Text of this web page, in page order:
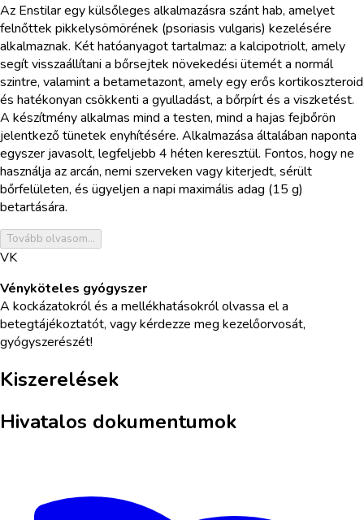
Az Enstilar egy külsőleges alkalmazásra szánt hab, amelyet
felnőttek pikkelysömörének (psoriasis vulgaris) kezelésére
alkalmaznak. Két hatóanyagot tartalmaz: a kalcipotriolt, amely
segít visszaállítani a bőrsejtek növekedési ütemét a normál
szintre, valamint a betametazont, amely egy erős kortikoszteroid
és hatékonyan csökkenti a gyulladást, a bőrpírt és a viszketést.
A készítmény alkalmas mind a testen, mind a hajas fejbőrön
jelentkező tünetek enyhítésére. Alkalmazása általában naponta
egyszer javasolt, legfeljebb 4 héten keresztül. Fontos, hogy ne
használja az arcán, nemi szerveken vagy kiterjedt, sérült
bőrfelületen, és ügyeljen a napi maximális adag (15 g)
betartására.
Tovább olvasom...
VK
Vényköteles gyógyszer
A kockázatokról és a mellékhatásokról olvassa el a
betegtájékoztatót, vagy kérdezze meg kezelőorvosát,
gyógyszerészét!
Kiszerelések
Hivatalos dokumentumok